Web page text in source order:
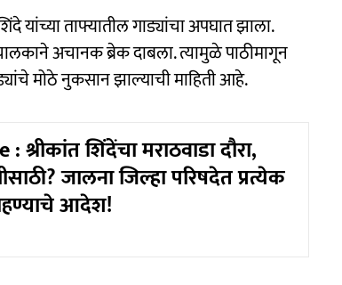
यांच्या ताफ्यातील गाड्यांचा अपघात झाला.
अचानक ब्रेक दाबला. त्यामुळे पाठीमागून
मोठे नुकसान झाल्याची माहिती आहे.
शिंदेंचा मराठवाडा दौरा,
जालना जिल्हा परिषदेत प्रत्येक
आदेश!